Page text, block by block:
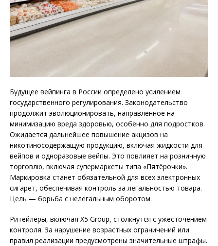
Будущее вейпинга в России определено усилением
государственного регулирования. Законодательство
продолжит эволюционировать, направленное на
минимизацию вреда здоровью, особенно для подростков.
Ожидается дальнейшее повышение акцизов на
никотиносодержащую продукцию, включая жидкости для
вейпов и одноразовые вейпы. Это повлияет на розничную
торговлю, включая супермаркеты типа «Пятёрочки».
Маркировка станет обязательной для всех электронных
сигарет, обеспечивая контроль за легальностью товара.
Цель — борьба с нелегальным оборотом.
Ритейлеры, включая X5 Group, столкнутся с ужесточением
контроля. За нарушение возрастных ограничений или
правил реализации предусмотрены значительные штрафы.